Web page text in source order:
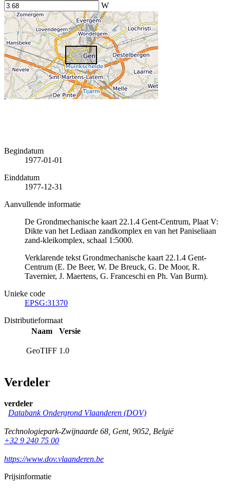
W
Begindatum
1977-01-01
Einddatum
1977-12-31
Aanvullende informatie
De Grondmechanische kaart 22.1.4 Gent-Centrum, Plaat V:
Dikte van het Lediaan zandkomplex en van het Paniseliaan
zand-kleikomplex, schaal 1:5000.
Verklarende tekst Grondmechanische kaart 22.1.4 Gent-
Centrum (E. De Beer, W. De Breuck, G. De Moor, R.
Tavernier, J. Maertens, G. Franceschi en Ph. Van Burm).
Unieke code
EPSG:31370
Distributieformaat
Naam
Versie
GeoTIFF 1.0
Verdeler
verdeler
Databank Ondergrond Vlaanderen (DOV)
Technologiepark-Zwijnaarde 68, Gent, 9052, België
+32 9 240 75 00
https://www.dov.vlaanderen.be
Prijsinformatie